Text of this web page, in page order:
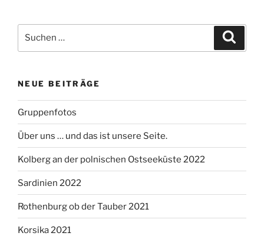
nach:
NEUE BEITRÄGE
Gruppenfotos
Über uns … und das ist unsere Seite.
Kolberg an der polnischen Ostseeküste 2022
Sardinien 2022
Rothenburg ob der Tauber 2021
Korsika 2021